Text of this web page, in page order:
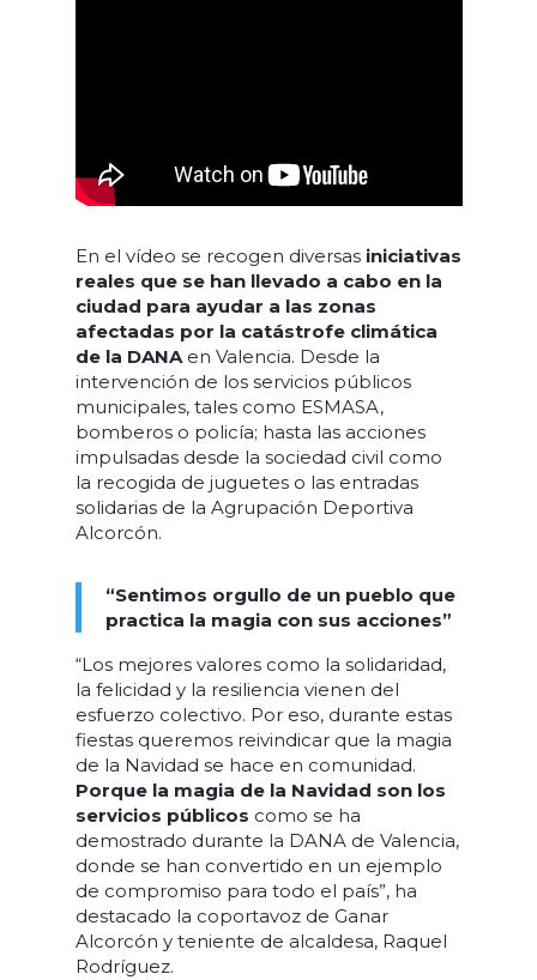
En el vídeo se recogen diversasiniciativas
reales que se han llevado a cabo en la
ciudad para ayudar a las zonas
afectadas por la catástrofe climática
de la DANAen Valencia. Desde la
intervención de los servicios públicos
municipales, tales como ESMASA,
bomberos o policía; hasta las acciones
impulsadas desde la sociedad civil como
la recogida de juguetes o las entradas
solidarias de la Agrupación Deportiva
Alcorcón.
“Sentimos orgullo de un pueblo que
practica la magia con sus acciones”
“Los mejores valores como la solidaridad,
la felicidad y la resiliencia vienen del
esfuerzo colectivo. Por eso, durante estas
fiestas queremos reivindicar que la magia
de la Navidad se hace en comunidad.
Porque la magia de la Navidad son los
servicios públicos como se ha
demostrado durante la DANA de Valencia,
donde se han convertido en un ejemplo
de compromiso para todo el país”, ha
destacado la coportavoz de Ganar
Alcorcón y teniente de alcaldesa, Raquel
Rodríguez.